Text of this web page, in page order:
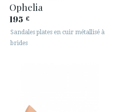
Ophelia
195 €
Sandales plates en cuir métallisé à
brides